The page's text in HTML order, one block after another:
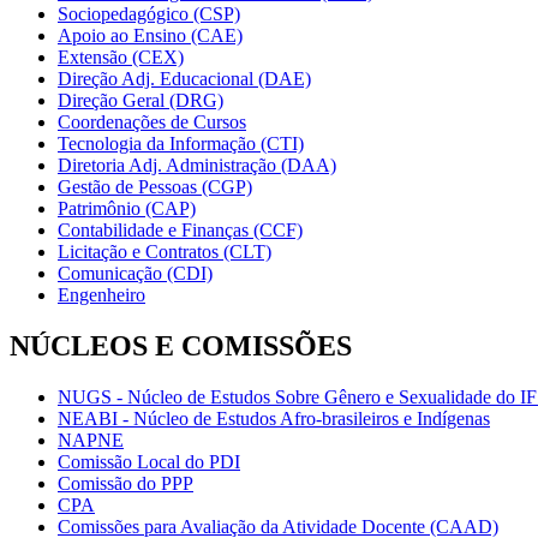
Sociopedagógico (CSP)
Apoio ao Ensino (CAE)
Extensão (CEX)
Direção Adj. Educacional (DAE)
Direção Geral (DRG)
Coordenações de Cursos
Tecnologia da Informação (CTI)
Diretoria Adj. Administração (DAA)
Gestão de Pessoas (CGP)
Patrimônio (CAP)
Contabilidade e Finanças (CCF)
Licitação e Contratos (CLT)
Comunicação (CDI)
Engenheiro
NÚCLEOS E COMISSÕES
NUGS - Núcleo de Estudos Sobre Gênero e Sexualidade do
NEABI - Núcleo de Estudos Afro-brasileiros e Indígenas
NAPNE
Comissão Local do PDI
Comissão do PPP
CPA
Comissões para Avaliação da Atividade Docente (CAAD)